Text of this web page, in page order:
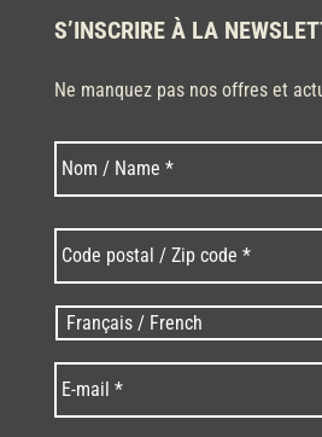
S’INSCRIRE À LA
Ne manquez pas nos offres et
Nom *
postal
/
Zip
code
* *
Langues
/
Language *
mail *